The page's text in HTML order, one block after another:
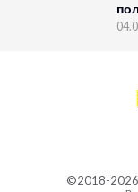
©2018-2026.